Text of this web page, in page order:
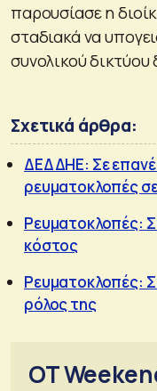
παρουσίασε η
σταδιακά να
συνολικού δικτύου
Σχετικά άρθρα:
ΔΕΔΔΗΕ: Σε
ρευματοκλοπές
Ρευματοκλοπές:
κόστος
Ρευματοκλοπές:
ρόλος της
OT